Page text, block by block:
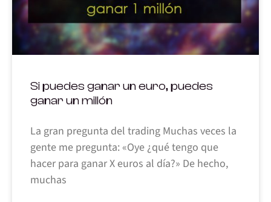
Si puedes ganar un euro, puedes
ganar un millón
La gran pregunta del trading Muchas veces la
gente me pregunta: «Oye ¿qué tengo que
hacer para ganar X euros al día?» De hecho,
muchas